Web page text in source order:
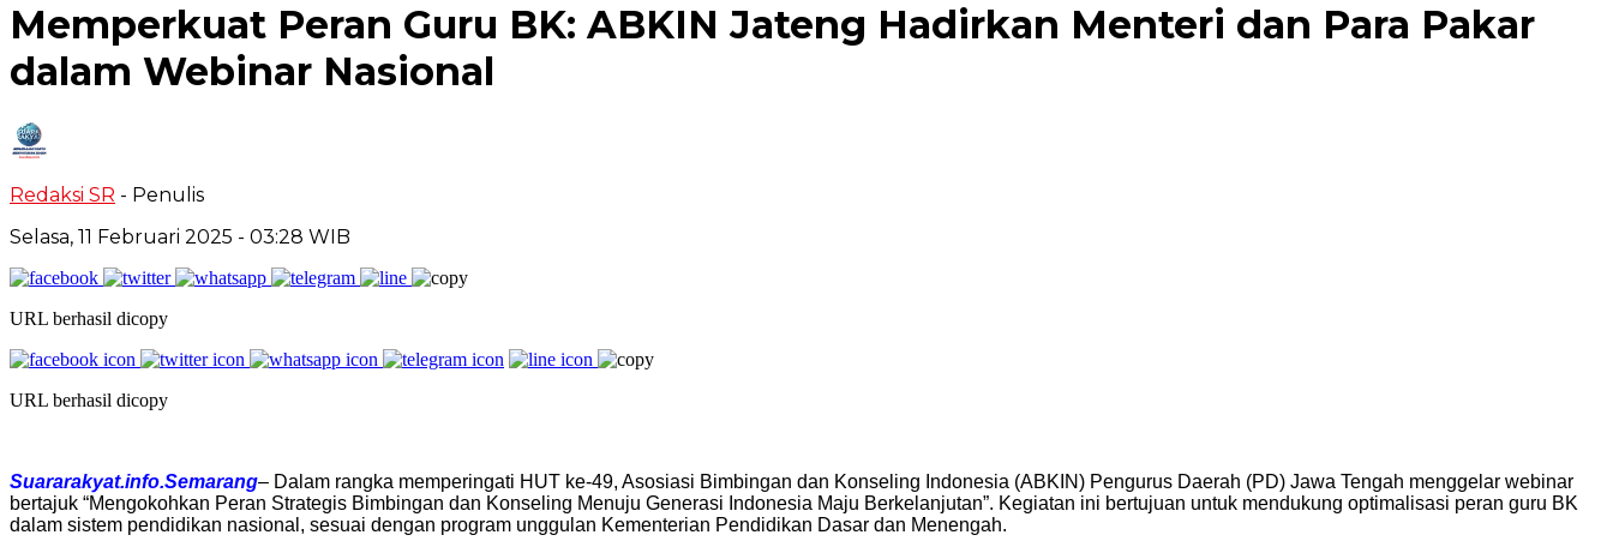
Memperkuat Peran Guru BK: ABKIN Jateng Hadirkan Menteri dan Para Pakar
dalam Webinar Nasional
Redaksi SR - Penulis
Selasa, 11 Februari 2025 - 03:28 WIB
URL berhasil dicopy
URL berhasil dicopy
Suararakyat.info.Semarang– Dalam rangka memperingati HUT ke-49, Asosiasi Bimbingan dan Konseling Indonesia (ABKIN) Pengurus Daerah (PD) Jawa Tengah menggelar webinar
bertajuk “Mengokohkan Peran Strategis Bimbingan dan Konseling Menuju Generasi Indonesia Maju Berkelanjutan”. Kegiatan ini bertujuan untuk mendukung optimalisasi peran guru BK
dalam sistem pendidikan nasional, sesuai dengan program unggulan Kementerian Pendidikan Dasar dan Menengah.